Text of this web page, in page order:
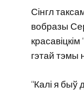
Сінгл
вобразы
гэтай тэмы
“Калі я быў